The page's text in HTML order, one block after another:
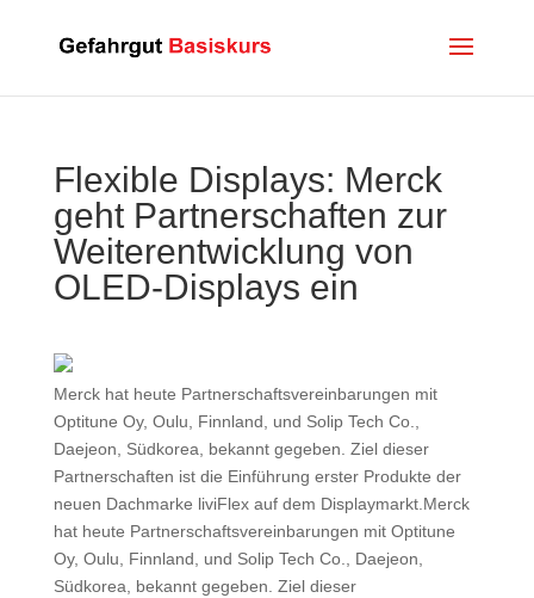
Flexible Displays: Merck
geht Partnerschaften zur
Weiterentwicklung von
OLED-Displays ein
Merck hat heute Partnerschaftsvereinbarungen mit
Optitune Oy, Oulu, Finnland, und Solip Tech Co.,
Daejeon, Südkorea, bekannt gegeben. Ziel dieser
Partnerschaften ist die Einführung erster Produkte der
neuen Dachmarke liviFlex auf dem Displaymarkt.Merck
hat heute Partnerschaftsvereinbarungen mit Optitune
Oy, Oulu, Finnland, und Solip Tech Co., Daejeon,
Südkorea, bekannt gegeben. Ziel dieser